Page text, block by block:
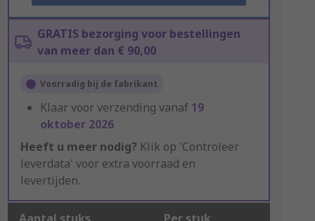
GRATIS bezorging voor bestellingen
van meer dan € 90,00
Voorradig bij de fabrikant
Klaar voor verzending vanaf 19
oktober 2026
Heeft u meer nodig? Klik op 'Controleer
leverdata' voor extra voorraad en
levertijden.